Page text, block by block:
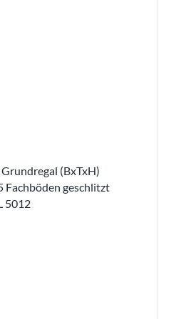
(BxTxH)
Fachböden geschlitzt
5012